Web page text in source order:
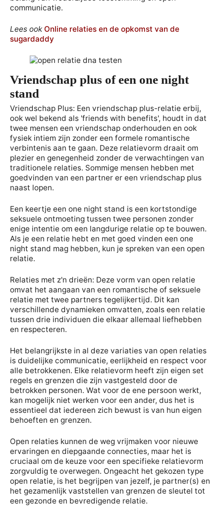
communicatie.
Lees ookOnline relaties en de opkomst van de
sugardaddy
Vriendschap plus of een one night
stand
Vriendschap Plus: Een vriendschap plus-relatie erbij,
ook wel bekend als 'friends with benefits', houdt in dat
twee mensen een vriendschap onderhouden en ook
fysiek intiem zijn zonder een formele romantische
verbintenis aan te gaan. Deze relatievorm draait om
plezier en genegenheid zonder de verwachtingen van
traditionele relaties. Sommige mensen hebben met
goedvinden van een partner er een vriendschap plus
naast lopen.
Een keertje een one night stand is een kortstondige
seksuele ontmoeting tussen twee personen zonder
enige intentie om een langdurige relatie op te bouwen.
Als je een relatie hebt en met goed vinden een one
night stand mag hebben, kun je spreken van een open
relatie.
Relaties met z'n drieën: Deze vorm van open relatie
omvat het aangaan van een romantische of seksuele
relatie met twee partners tegelijkertijd. Dit kan
verschillende dynamieken omvatten, zoals een relatie
tussen drie individuen die elkaar allemaal liefhebben
en respecteren.
Het belangrijkste in al deze variaties van open relaties
is duidelijke communicatie, eerlijkheid en respect voor
alle betrokkenen. Elke relatievorm heeft zijn eigen set
regels en grenzen die zijn vastgesteld door de
betrokken personen. Wat voor de ene persoon werkt,
kan mogelijk niet werken voor een ander, dus het is
essentieel dat iedereen zich bewust is van hun eigen
behoeften en grenzen.
Open relaties kunnen de weg vrijmaken voor nieuwe
ervaringen en diepgaande connecties, maar het is
cruciaal om de keuze voor een specifieke relatievorm
zorgvuldig te overwegen. Ongeacht het gekozen type
open relatie, is het begrijpen van jezelf, je partner(s) en
het gezamenlijk vaststellen van grenzen de sleutel tot
een gezonde en bevredigende relatie.